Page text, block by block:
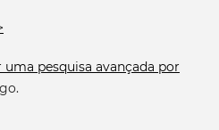
uma pesquisa avançada por